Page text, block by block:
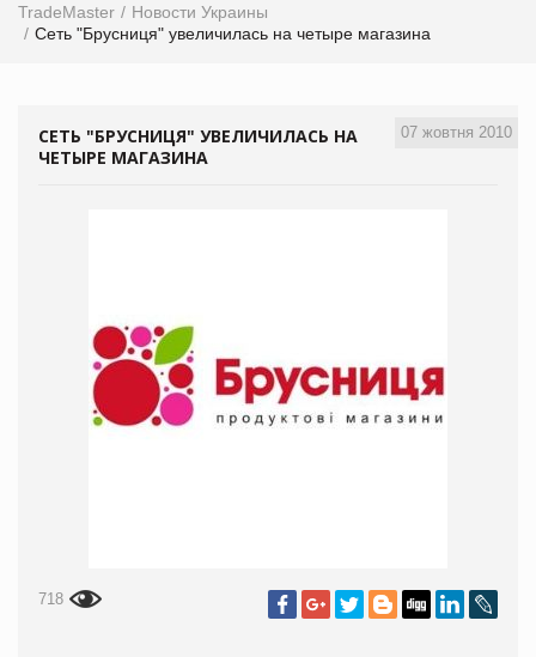
TradeMaster
Новости Украины
Сеть "Брусниця" увеличилась на четыре магазина
07 жовтня 2010
СЕТЬ "БРУСНИЦЯ" УВЕЛИЧИЛАСЬ НА
ЧЕТЫРЕ МАГАЗИНА
718